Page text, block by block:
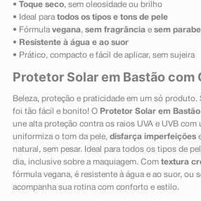
• Toque seco, sem oleosidade ou brilho
• Ideal para todos os tipos e tons de pele
• Fórmula vegana, sem fragrânciae sem
• Resistente à água e ao suor
• Prático, compacto e fácil de aplicar, sem sujeira
Protetor Solar em Bastão com
Beleza, proteção e praticidade em um só
foi tão fácil e bonito! O Protetor Solar em Bastão
une alta proteção contra os raios UVA e UVB com
uniformiza o tom da pele, disfarça imperfeições
natural, sem pesar. Ideal para todos os tipos de
dia, inclusive sobre a maquiagem. Com textura
fórmula vegana, é resistente à água e ao suor, ou
acompanha sua rotina com conforto e estilo.